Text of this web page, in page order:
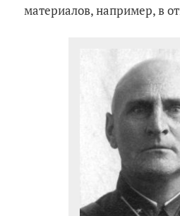
материалов, например, в